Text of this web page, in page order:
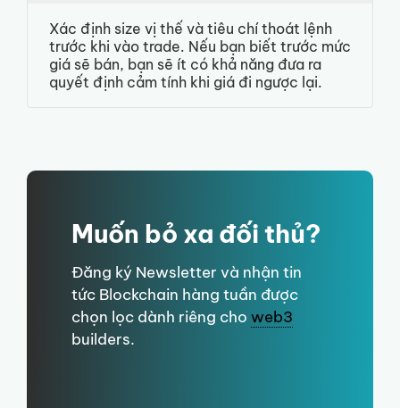
Xác định size vị thế và tiêu chí thoát lệnh
trước khi vào trade. Nếu bạn biết trước mức
giá sẽ bán, bạn sẽ ít có khả năng đưa ra
quyết định cảm tính khi giá đi ngược lại.
Muốn bỏ xa đối thủ?
Đăng ký Newsletter và nhận tin
tức Blockchain hàng tuần được
chọn lọc dành riêng cho web3
builders.